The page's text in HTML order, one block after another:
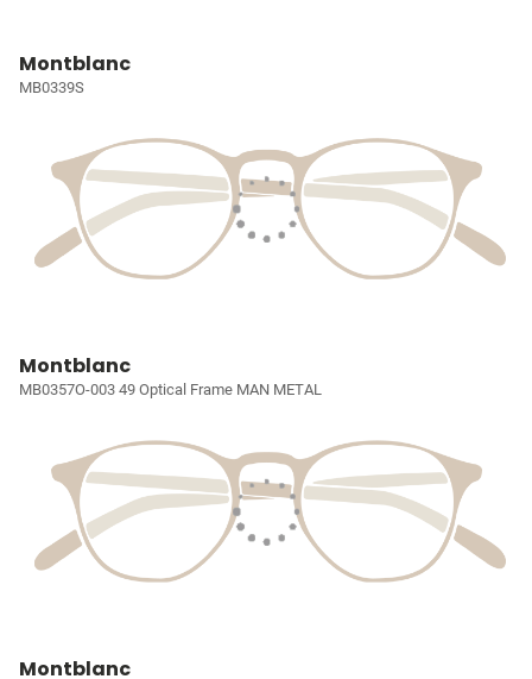
Montblanc
MB0339S
Montblanc
MB0357O-003 49 Optical Frame MAN METAL
Montblanc